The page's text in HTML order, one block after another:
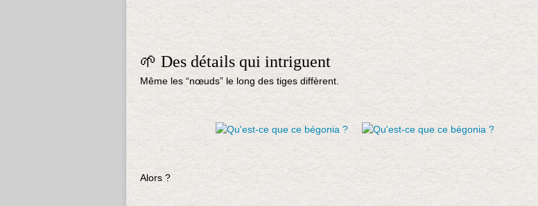
🌱 Des détails qui intriguent
Même les “nœuds” le long des tiges diffèrent.
Alors ?